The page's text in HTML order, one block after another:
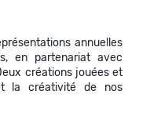
annuelles
en partenariat avec
créations jouées et
la créativité de nos